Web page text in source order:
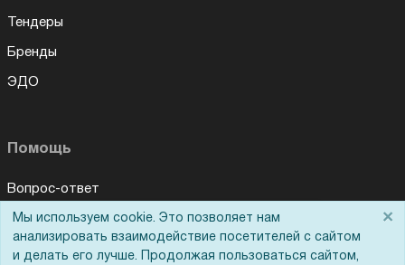
Тендеры
Бренды
ЭДО
Помощь
Вопрос-ответ
Реквизиты
Мы используем cookie. Это позволяет нам
анализировать взаимодействие посетителей с сайтом
и делать его лучше. Продолжая пользоваться сайтом,
×
Для Вас доступно эксклюзивное приложение при
заказе этого товара